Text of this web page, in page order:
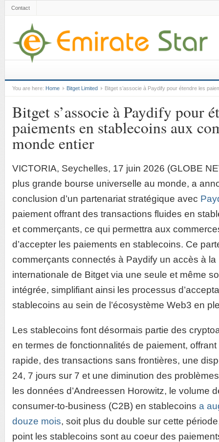
Contact
You are here: Home Bitget Limited Bitget s’associe à Paydify pour étendre les
Bitget s’associe à Paydify pour
paiements en stablecoins aux
monde entier
VICTORIA, Seychelles, 17 juin 2026 (GLOBE
plus grande bourse universelle au monde, a
conclusion d’un partenariat stratégique avec
paiement offrant des transactions fluides en
et commerçants, ce qui permettra aux
d’accepter les paiements en stablecoins. Ce
commerçants connectés à Paydify un accès à la
internationale de Bitget via une seule et même
intégrée, simplifiant ainsi les processus
stablecoins au sein de l’écosystème Web3 en
Les stablecoins font désormais partie des
en termes de fonctionnalités de paiement,
rapide, des transactions sans frontières, une
24, 7 jours sur 7 et une diminution des
les données d’Andreessen Horowitz, le volume
consumer-to-business (C2B) en stablecoins a
douze mois, soit plus du double sur cette
point les stablecoins sont au coeur des